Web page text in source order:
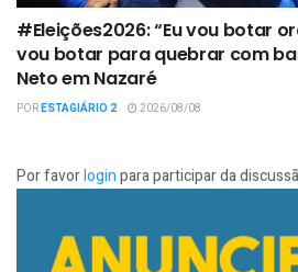
#Eleições2026: “Eu vou botar
vou botar para quebrar com
Neto em Nazaré
PORESTAGIÁRIO 2 2026/08/08
Por favorloginpara participar da